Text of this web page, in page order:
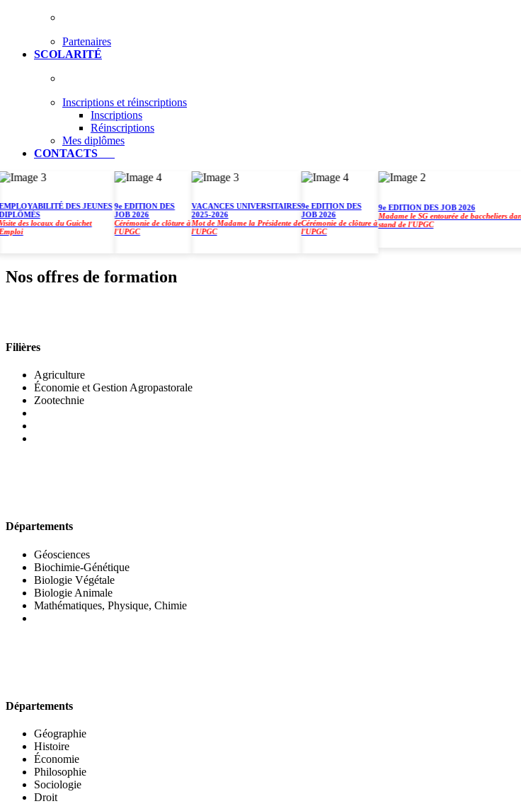
Partenaires
SCOLARITÉ
Inscriptions et réinscriptions
Inscriptions
Réinscriptions
Mes diplômes
CONTACTS
DES JEUNES
des locaux du Guichet
9e EDITION DES
JOB 2026
Cérémonie de clôture à
l'UPGC
VACANCES UNIVERSITAIRES
2025-2026
Mot de Madame la Présidente de
l'UPGC
9e EDITION DES
JOB 2026
Cérémonie de clôture à
l'UPGC
9e EDITION DES JOB 2026
Madame le SG entourée de baccheliers dans le
stand de l'UPGC
Nos offres de formation
Filières
Agriculture
Économie et Gestion Agropastorale
Zootechnie
Départements
Géosciences
Biochimie-Génétique
Biologie Végétale
Biologie Animale
Mathématiques, Physique, Chimie
Départements
Géographie
Histoire
Économie
Philosophie
Sociologie
Droit